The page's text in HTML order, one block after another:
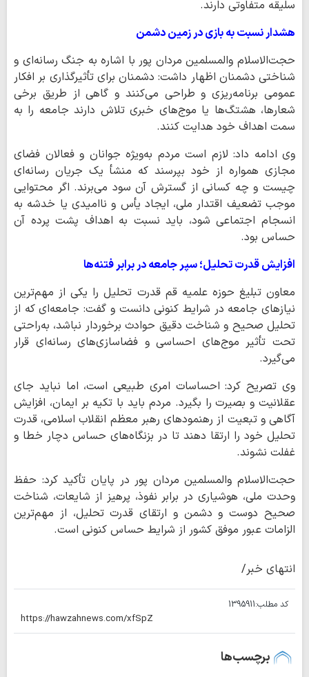
سلیقه متفاوتی دارند.
هشدار نسبت به بازی در زمین دشمن
حجت‌الاسلام والمسلمین مردان پور با اشاره به جنگ رسانه‌ای و
شناختی دشمنان اظهار داشت: دشمنان برای تأثیرگذاری بر افکار
عمومی برنامه‌ریزی و طراحی می‌کنند و گاهی از طریق برخی
شعارها، هشتگ‌ها یا موج‌های خبری تلاش دارند جامعه را به
سمت اهداف خود هدایت کنند.
وی ادامه داد: لازم است مردم به‌ویژه جوانان و فعالان فضای
مجازی همواره از خود بپرسند که منشأ یک جریان رسانه‌ای
چیست و چه کسانی از گسترش آن سود می‌برند. اگر محتوایی
موجب تضعیف اقتدار ملی، ایجاد یأس و ناامیدی یا خدشه به
انسجام اجتماعی شود، باید نسبت به اهداف پشت پرده آن
حساس بود.
افزایش قدرت تحلیل؛ سپر جامعه در برابر فتنه‌ها
معاون تبلیغ حوزه علمیه قم قدرت تحلیل را یکی از مهم‌ترین
نیازهای جامعه در شرایط کنونی دانست و گفت: جامعه‌ای که از
تحلیل صحیح و شناخت دقیق حوادث برخوردار نباشد، به‌راحتی
تحت تأثیر موج‌های احساسی و فضاسازی‌های رسانه‌ای قرار
می‌گیرد.
وی تصریح کرد: احساسات امری طبیعی است، اما نباید جای
عقلانیت و بصیرت را بگیرد. مردم باید با تکیه بر ایمان، افزایش
آگاهی و تبعیت از رهنمودهای رهبر معظم انقلاب اسلامی، قدرت
تحلیل خود را ارتقا دهند تا در بزنگاه‌های حساس دچار خطا و
غفلت نشوند.
حجت‌الاسلام والمسلمین مردان پور در پایان تأکید کرد: حفظ
وحدت ملی، هوشیاری در برابر نفوذ، پرهیز از شایعات، شناخت
صحیح دوست و دشمن و ارتقای قدرت تحلیل، از مهم‌ترین
الزامات عبور موفق کشور از شرایط حساس کنونی است.
انتهای خبر/
کد مطلب:1395911
برچسب‌ها